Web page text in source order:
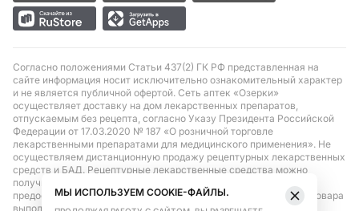
Согласно положениями Статьи 437(2) ГК РФ представленная на
сайте информация носит исключительно ознакомительный характер
и не является публичной офертой. Сеть аптек «Озерки»
осуществляет доставку на дом лекарственных препаратов,
отпускаемым без рецепта, согласно Указу Президента Российской
Федерации от 17.03.2020 № 187 «О розничной торговле
лекарственными препаратами для медицинского применения». Не
осуществляем дистанционную продажу рецептурных лекарственных
средств и БАД. Рецептурные лекарственные средства можно
получить только при помощи самовывоза в аптеке при
предоставлении рецепта, выписанного врачом. Бронирование товара
выполняется при условиях последующего выкупа заказа в
МЫ ИСПОЛЬЗУЕМ COOKIE-ФАЙЛЫ.